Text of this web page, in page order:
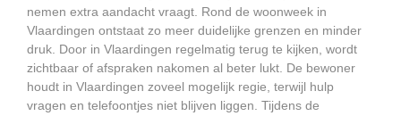
nemen extra aandacht vraagt. Rond de woonweek in
Vlaardingen ontstaat zo meer duidelijke grenzen en minder
druk. Door in Vlaardingen regelmatig terug te kijken, wordt
zichtbaar of afspraken nakomen al beter lukt. De bewoner
houdt in Vlaardingen zoveel mogelijk regie, terwijl hulp
vragen en telefoontjes niet blijven liggen. Tijdens de